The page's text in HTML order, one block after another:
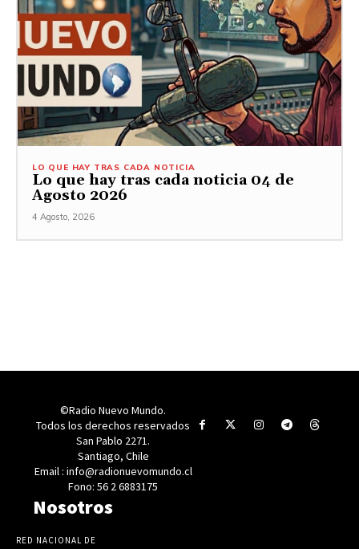
LO QUE HAY TRAS CADA NOTICIA
Lo que hay tras cada noticia 04 de
Agosto 2026
4 Agosto, 2026
©Radio Nuevo Mundo.
Todos los derechos reservados
San Pablo 2271.
Santiago, Chile
Email : info@radionuevomundo.cl
Fono: 56 2 6883175
Nosotros
RED NACIONAL DE